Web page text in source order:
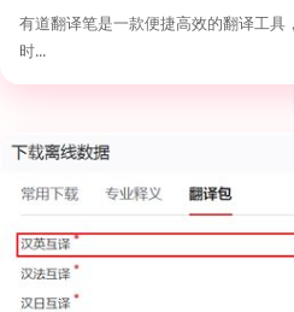
有道翻译笔是一款便捷高效的翻译工具
时...